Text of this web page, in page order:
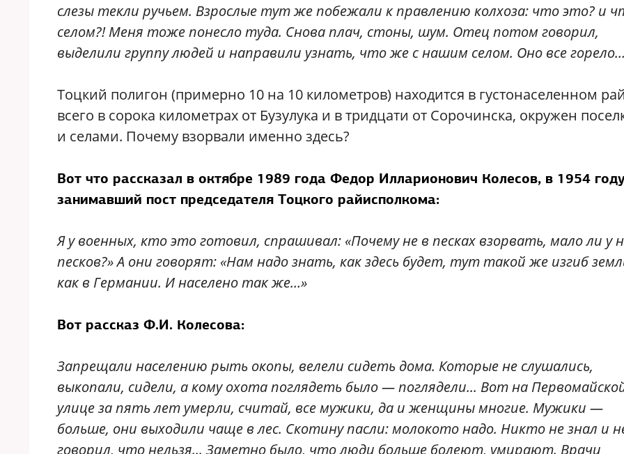
слезы текли ручьем. Взрослые тут же побежали к правлению колхоза: что это? и
селом?! Меня тоже понесло туда. Снова плач, стоны, шум. Отец потом говорил,
выделили группу людей и направили узнать, что же с нашим селом. Оно все горело…
Тоцкий полигон (примерно 10 на 10 километров) находится в густонаселенном
всего в сорока километрах от Бузулука и в тридцати от Сорочинска, окружен
и селами. Почему взорвали именно здесь?
Вот что рассказал в октябре 1989 года Федор Илларионович Колесов, в 1954
занимавший пост председателя Тоцкого райисполкома:
Я у военных, кто это готовил, спрашивал: «Почему не в песках взорвать, мало ли у
песков?» А они говорят: «Нам надо знать, как здесь будет, тут такой же изгиб
как в Германии. И населено так же…»
Вот рассказ Ф.И. Колесова:
Запрещали населению рыть окопы, велели сидеть дома. Которые не слушались,
выкопали, сидели, а кому охота поглядеть было — поглядели... Вот на
улице за пять лет умерли, считай, все мужики, да и женщины многие. Мужики —
больше, они выходили чаще в лес. Скотину пасли: молокото надо. Никто не знал и
говорил, что нельзя... Заметно было, что люди больше болеют, умирают. Врачи